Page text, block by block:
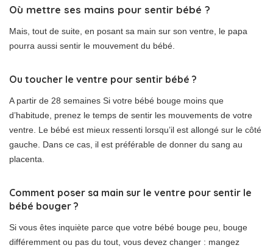
Où mettre ses mains pour sentir bébé ?
Mais, tout de suite, en posant sa main sur son ventre, le papa
pourra aussi sentir le mouvement du bébé.
Ou toucher le ventre pour sentir bébé ?
A partir de 28 semaines Si votre bébé bouge moins que
d’habitude, prenez le temps de sentir les mouvements de votre
ventre. Le bébé est mieux ressenti lorsqu’il est allongé sur le côté
gauche. Dans ce cas, il est préférable de donner du sang au
placenta.
Comment poser sa main sur le ventre pour sentir le
bébé bouger ?
Si vous êtes inquiète parce que votre bébé bouge peu, bouge
différemment ou pas du tout, vous devez changer : mangez